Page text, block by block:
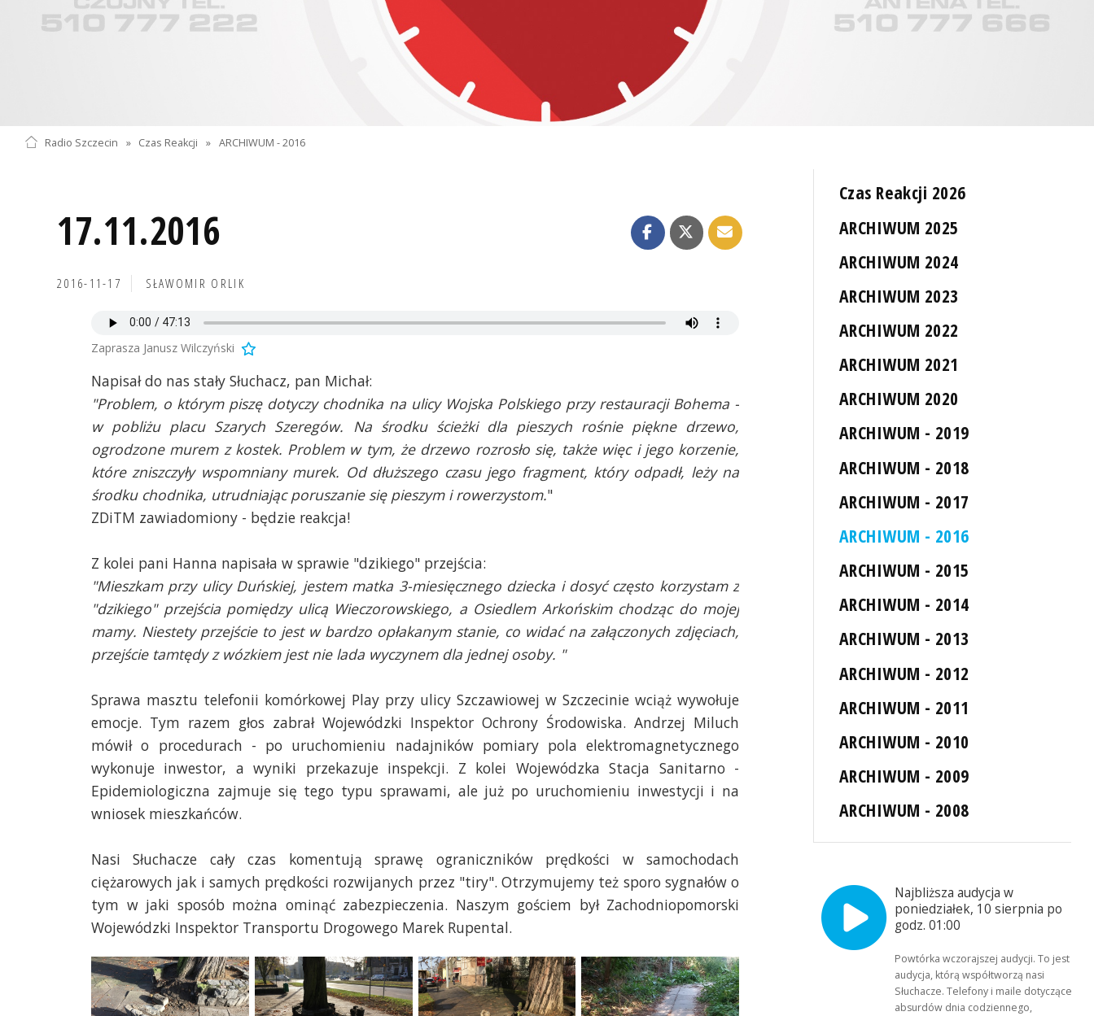
Radio Szczecin » Czas Reakcji » ARCHIWUM - 2016
17.11.2016
2016-11-17 SŁAWOMIR ORLIK
Zaprasza Janusz Wilczyński
Napisał do nas stały Słuchacz, pan Michał:
"Problem, o którym piszę dotyczy chodnika na ulicy Wojska Polskiego przy restauracji Bohema -
w pobliżu placu Szarych Szeregów. Na środku ścieżki dla pieszych rośnie piękne drzewo,
ogrodzone murem z kostek. Problem w tym, że drzewo rozrosło się, także więc i jego korzenie,
które zniszczyły wspomniany murek. Od dłuższego czasu jego fragment, który odpadł, leży na
środku chodnika, utrudniając poruszanie się pieszym i rowerzystom."
ZDiTM zawiadomiony - będzie reakcja!
Z kolei pani Hanna napisała w sprawie "dzikiego" przejścia:
"Mieszkam przy ulicy Duńskiej, jestem matka 3-miesięcznego dziecka i dosyć często korzystam z
"dzikiego" przejścia pomiędzy ulicą Wieczorowskiego, a Osiedlem Arkońskim chodząc do mojej
mamy. Niestety przejście to jest w bardzo opłakanym stanie, co widać na załączonych zdjęciach,
przejście tamtędy z wózkiem jest nie lada wyczynem dla jednej osoby. "
Sprawa masztu telefonii komórkowej Play przy ulicy Szczawiowej w Szczecinie wciąż wywołuje
emocje. Tym razem głos zabrał Wojewódzki Inspektor Ochrony Środowiska. Andrzej Miluch
mówił o procedurach - po uruchomieniu nadajników pomiary pola elektromagnetycznego
wykonuje inwestor, a wyniki przekazuje inspekcji. Z kolei Wojewódzka Stacja Sanitarno -
Epidemiologiczna zajmuje się tego typu sprawami, ale już po uruchomieniu inwestycji i na
wniosek mieszkańców.
Nasi Słuchacze cały czas komentują sprawę ograniczników prędkości w samochodach
ciężarowych jak i samych prędkości rozwijanych przez "tiry". Otrzymujemy też sporo sygnałów o
tym w jaki sposób można ominąć zabezpieczenia. Naszym gościem był Zachodniopomorski
Wojewódzki Inspektor Transportu Drogowego Marek Rupental.
Czas Reakcji 2026
ARCHIWUM 2025
ARCHIWUM 2024
ARCHIWUM 2023
ARCHIWUM 2022
ARCHIWUM 2021
ARCHIWUM 2020
ARCHIWUM - 2019
ARCHIWUM - 2018
ARCHIWUM - 2017
ARCHIWUM - 2016
ARCHIWUM - 2015
ARCHIWUM - 2014
ARCHIWUM - 2013
ARCHIWUM - 2012
ARCHIWUM - 2011
ARCHIWUM - 2010
ARCHIWUM - 2009
ARCHIWUM - 2008
Najbliższa audycja w
poniedziałek, 10 sierpnia po
godz. 01:00
Powtórka wczorajszej audycji. To jest
audycja, którą współtworzą nasi
Słuchacze. Telefony i maile dotyczące
absurdów dnia codziennego,